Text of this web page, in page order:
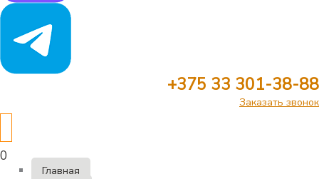
+375 33 301-38-88
Заказать звонок
0
Главная